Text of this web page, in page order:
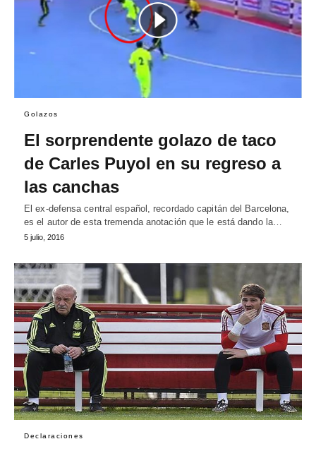
Golazos
El sorprendente golazo de taco
de Carles Puyol en su regreso a
las canchas
El ex-defensa central español, recordado capitán del Barcelona,
es el autor de esta tremenda anotación que le está dando la…
5 julio, 2016
Declaraciones